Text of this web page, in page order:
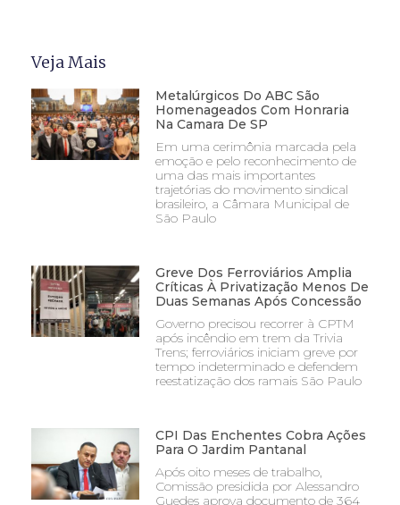
Veja Mais
Metalúrgicos Do ABC São
Homenageados Com Honraria
Na Camara De SP
Em uma cerimônia marcada pela
emoção e pelo reconhecimento de
uma das mais importantes
trajetórias do movimento sindical
brasileiro, a Câmara Municipal de
São Paulo
Greve Dos Ferroviários Amplia
Críticas À Privatização Menos De
Duas Semanas Após Concessão
Governo precisou recorrer à CPTM
após incêndio em trem da Trivia
Trens; ferroviários iniciam greve por
tempo indeterminado e defendem
reestatização dos ramais São Paulo
CPI Das Enchentes Cobra Ações
Para O Jardim Pantanal
Após oito meses de trabalho,
Comissão presidida por Alessandro
Guedes aprova documento de 364